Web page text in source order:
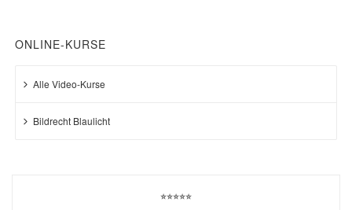
ONLINE-KURSE
Alle Video-Kurse
Bildrecht Blaulicht
⭐⭐⭐⭐⭐